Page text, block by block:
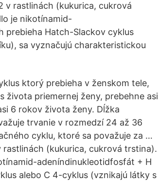
v rastlinách (kukurica, cukrová
je nikotínamid-
prebieha Hatch-Slackov cyklus
sa vyznačujú charakteristickou
ktorý prebieha v ženskom tele,
života priemernej ženy, prebehne asi
6 rokov života ženy. Dĺžka
trvanie v rozmedzí 24 až 36
cyklu, ktoré sa považuje za …
(kukurica, cukrová trstina).
adeníndinukleotidfosfát + H
alebo C 4-cyklus (vznikajú látky s